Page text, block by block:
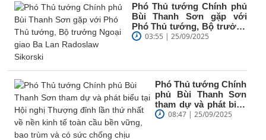
Phó Thủ tướng Chính phủ
Bùi Thanh Sơn gặp với
Phó Thủ tướng, Bộ trưởng
Ngoại giao Ba Lan
03:55 | 25/09/2025
Phó Thủ tướng Chính
phủ Bùi Thanh Sơn
tham dự và phát biểu
tại Hội nghị Thượng
08:47 | 25/09/2025